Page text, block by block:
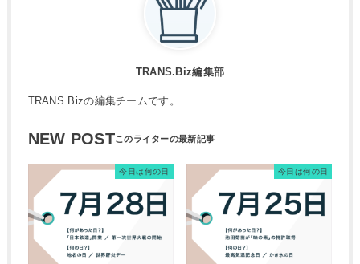
TRANS.Biz編集部
TRANS.Bizの編集チームです。
NEW POST
今日は何の日 今日は何の日